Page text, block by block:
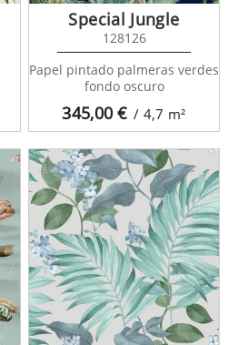
345,00€ / 4,7 m²
Special Jungle
128126
Papel pintado palmeras verdes
fondo oscuro